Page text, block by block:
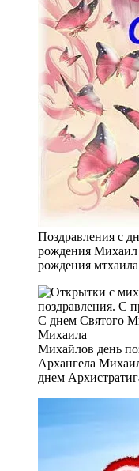
Поздравления с
рождения Михаил
рождения
Михайлов день
Архангела
днем